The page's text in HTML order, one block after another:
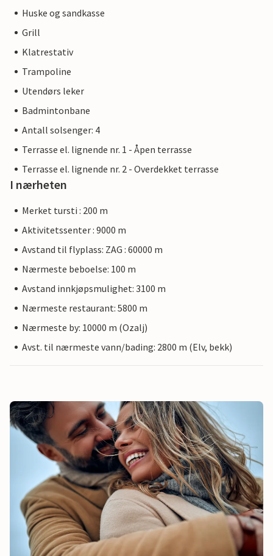
Huske og sandkasse
Grill
Klatrestativ
Trampoline
Utendørs leker
Badmintonbane
Antall solsenger: 4
Terrasse el. lignende nr. 1 - Åpen terrasse
Terrasse el. lignende nr. 2 - Overdekket terrasse
I nærheten
Merket tursti : 200 m
Aktivitetssenter : 9000 m
Avstand til flyplass: ZAG : 60000 m
Nærmeste beboelse: 100 m
Avstand innkjøpsmulighet: 3100 m
Nærmeste restaurant: 5800 m
Nærmeste by: 10000 m (Ozalj)
Avst. til nærmeste vann/bading: 2800 m (Elv, bekk)